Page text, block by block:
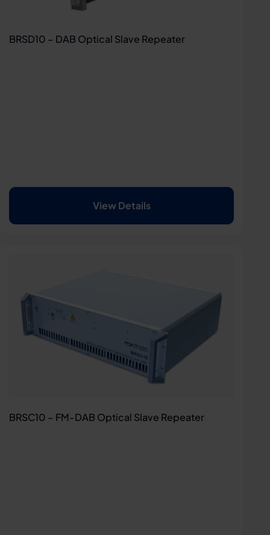
BRSD10 – DAB Optical Slave Repeater
View Details
BRSC10 – FM-DAB Optical Slave Repeater